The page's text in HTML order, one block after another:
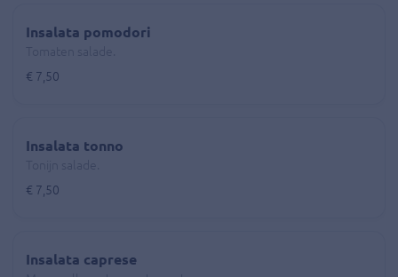
Insalata pomodori
€ 7,50
Insalata tonno
€ 7,50
Insalata caprese